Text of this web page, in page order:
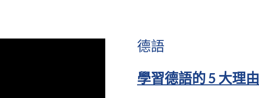
德語
學習德語的 5 大理由